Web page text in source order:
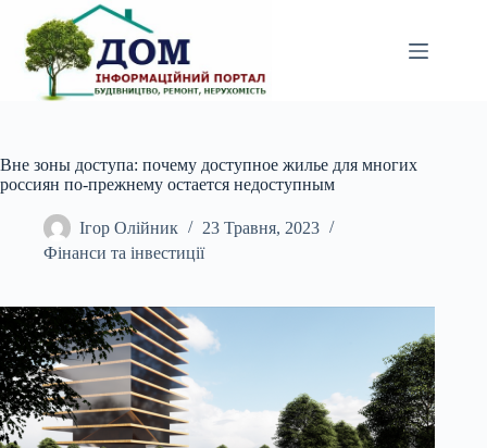
вмісту
Вне зоны доступа: почему доступное жилье для многих
россиян по-прежнему остается недоступным
Ігор Олійник
23 Травня, 2023
Фінанси та інвестиції